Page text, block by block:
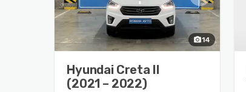
photo_camera14
Hyundai Creta II
(2021 – 2022)